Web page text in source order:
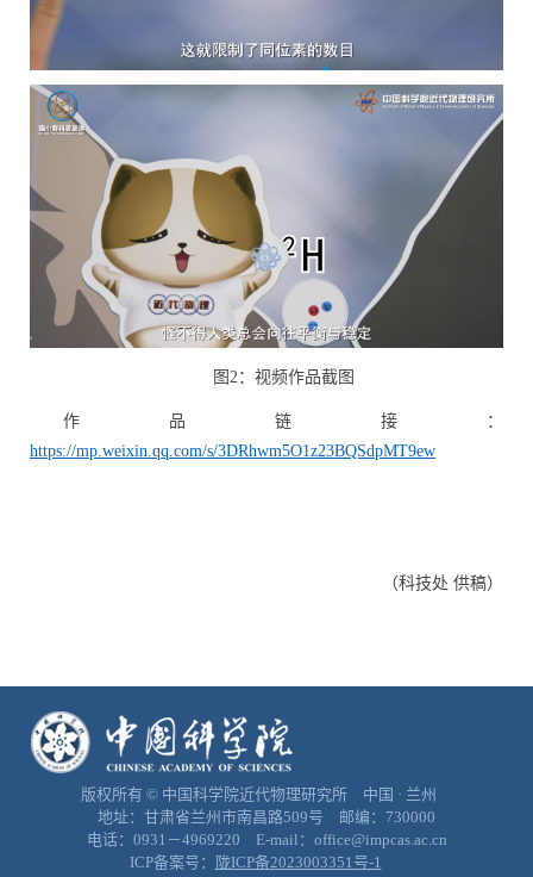
图2：视频作品截图
作品链接：
https://mp.weixin.qq.com/s/3DRhwm5O1z23BQSdpMT9ew
（科技处 供稿）
版权所有 © 中国科学院近代物理研究所 中国 · 兰州
地址：甘肃省兰州市南昌路509号 邮编：730000
电话：0931－4969220 E-mail：office@impcas.ac.cn
ICP备案号： 陇ICP备2023003351号-1